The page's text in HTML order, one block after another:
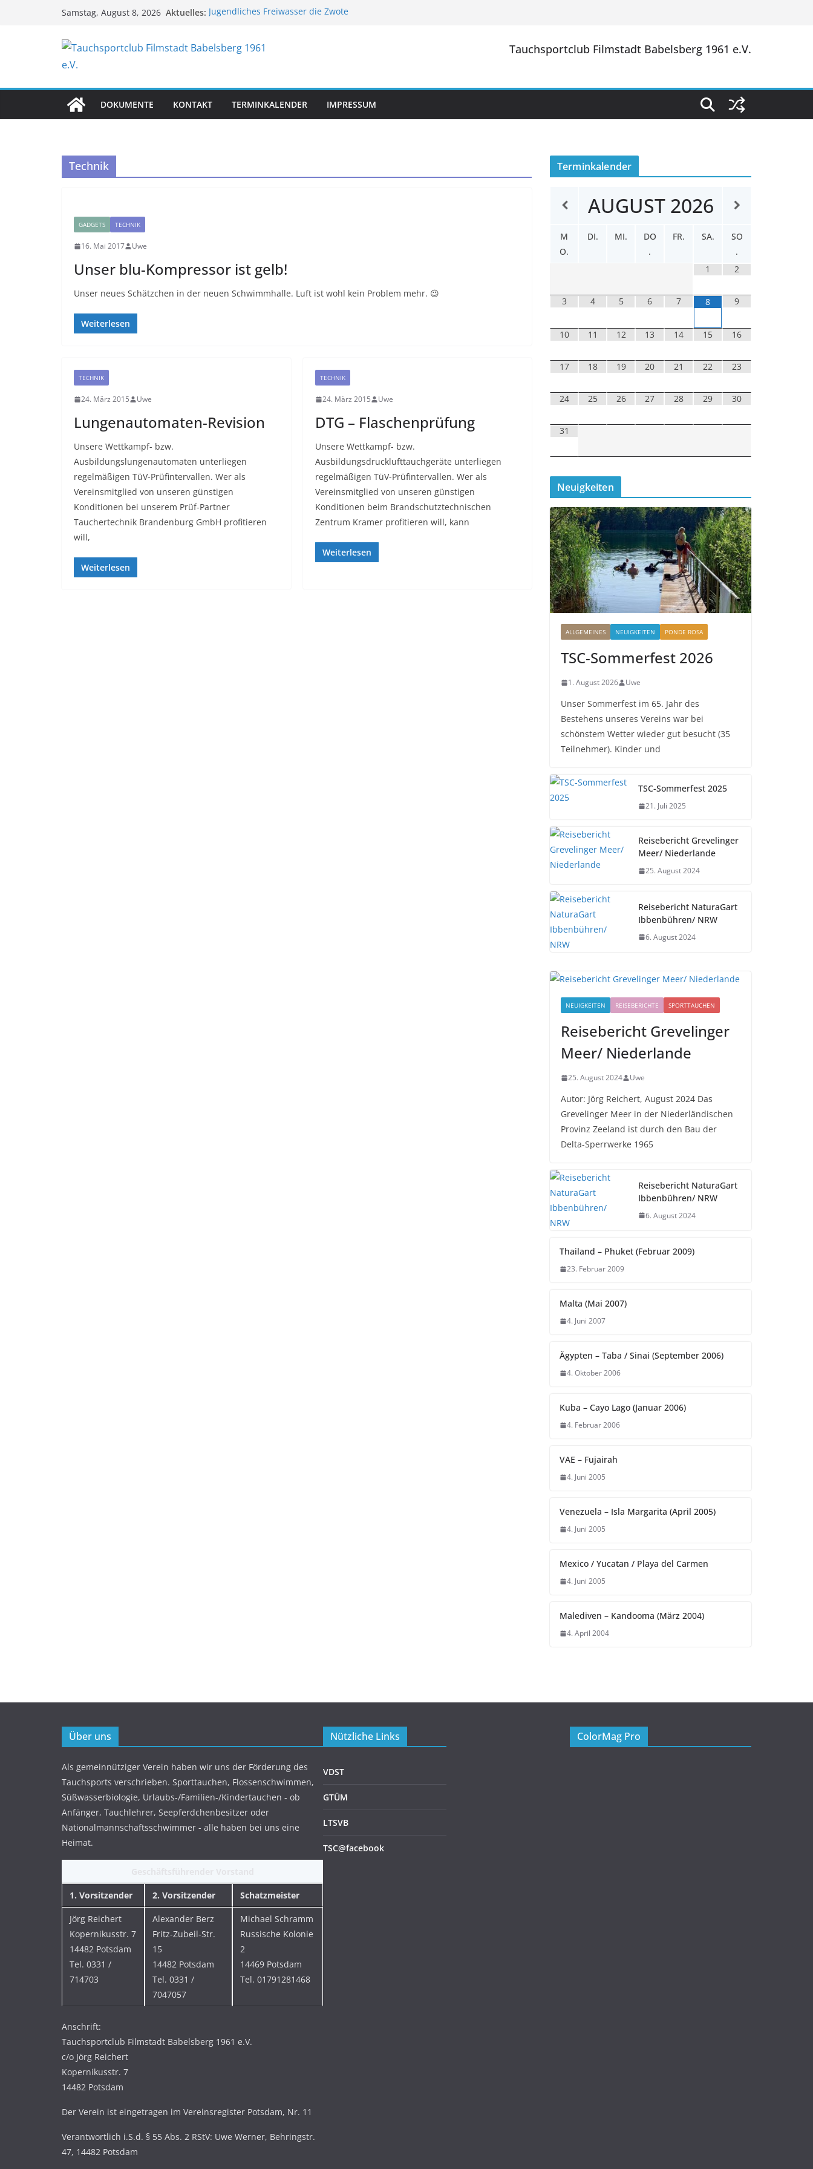
Samstag, August 8, 2026 Aktuelles: Jugendliches Freiwasser die Zwote
Reisebericht Grevelinger Meer/ Niederlande
Tauchsportclub Filmstadt Babelsberg 1961 e.V.
DOKUMENTE KONTAKT TERMINKALENDER IMPRESSUM
Technik
GADGETS TECHNIK
16. Mai 2017 Uwe
Unser blu-Kompressor ist gelb!
Unser neues Schätzchen in der neuen Schwimmhalle. Luft ist wohl kein Problem mehr. 😉
Weiterlesen
TECHNIK
24. März 2015 Uwe
Lungenautomaten-Revision
Unsere Wettkampf- bzw.
Ausbildungslungenautomaten unterliegen
regelmäßigen TüV-Prüfintervallen. Wer als
Vereinsmitglied von unseren günstigen
Konditionen bei unserem Prüf-Partner
Tauchertechnik Brandenburg GmbH profitieren
will,
Weiterlesen
TECHNIK
24. März 2015 Uwe
DTG – Flaschenprüfung
Unsere Wettkampf- bzw.
Ausbildungsdrucklufttauchgeräte unterliegen
regelmäßigen TüV-Prüfintervallen. Wer als
Vereinsmitglied von unseren günstigen
Konditionen beim Brandschutztechnischen
Zentrum Kramer profitieren will, kann
Weiterlesen
Terminkalender
AUGUST 2026
M
O.
DI. MI.
DO
.
FR. SA.
SO
.
1
2
3 4 5 6 7 8 9
10 11 12 13 14 15 16
17 18 19 20 21 22 23
24 25 26 27 28 29 30
31
Neuigkeiten
ALLGEMEINES NEUIGKEITEN PONDE ROSA
TSC-Sommerfest 2026
1. August 2026 Uwe
Unser Sommerfest im 65. Jahr des
Bestehens unseres Vereins war bei
schönstem Wetter wieder gut besucht (35
Teilnehmer). Kinder und
TSC-Sommerfest 2025
21. Juli 2025
Reisebericht Grevelinger
Meer/ Niederlande
25. August 2024
Reisebericht NaturaGart
Ibbenbühren/ NRW
6. August 2024
NEUIGKEITEN REISEBERICHTE SPORTTAUCHEN
Reisebericht Grevelinger
Meer/ Niederlande
25. August 2024 Uwe
Autor: Jörg Reichert, August 2024 Das
Grevelinger Meer in der Niederländischen
Provinz Zeeland ist durch den Bau der
Delta-Sperrwerke 1965
Reisebericht NaturaGart
Ibbenbühren/ NRW
6. August 2024
Thailand – Phuket (Februar 2009)
23. Februar 2009
Malta (Mai 2007)
4. Juni 2007
Ägypten – Taba / Sinai (September 2006)
4. Oktober 2006
Kuba – Cayo Lago (Januar 2006)
4. Februar 2006
VAE – Fujairah
4. Juni 2005
Venezuela – Isla Margarita (April 2005)
4. Juni 2005
Mexico / Yucatan / Playa del Carmen
4. Juni 2005
Malediven – Kandooma (März 2004)
4. April 2004
Über uns
Als gemeinnütziger Verein haben wir uns der Förderung des
Tauchsports verschrieben. Sporttauchen, Flossenschwimmen,
Süßwasserbiologie, Urlaubs-/Familien-/Kindertauchen - ob
Anfänger, Tauchlehrer, Seepferdchenbesitzer oder
Nationalmannschaftsschwimmer - alle haben bei uns eine
Heimat.
1. Vorsitzender 2. Vorsitzender Schatzmeister
Jörg Reichert
Kopernikusstr. 7
14482 Potsdam
Tel. 0331 /
714703
Alexander Berz
Fritz-Zubeil-Str.
15
14482 Potsdam
Tel. 0331 /
7047057
Michael Schramm
Russische Kolonie
2
14469 Potsdam
Tel. 01791281468
Anschrift:
Tauchsportclub Filmstadt Babelsberg 1961 e.V.
c/o Jörg Reichert
Kopernikusstr. 7
14482 Potsdam
Der Verein ist eingetragen im Vereinsregister Potsdam, Nr. 11
Verantwortlich i.S.d. § 55 Abs. 2 RStV: Uwe Werner, Behringstr.
47, 14482 Potsdam
Nützliche Links
VDST
GTÜM
LTSVB
TSC@facebook
ColorMag Pro